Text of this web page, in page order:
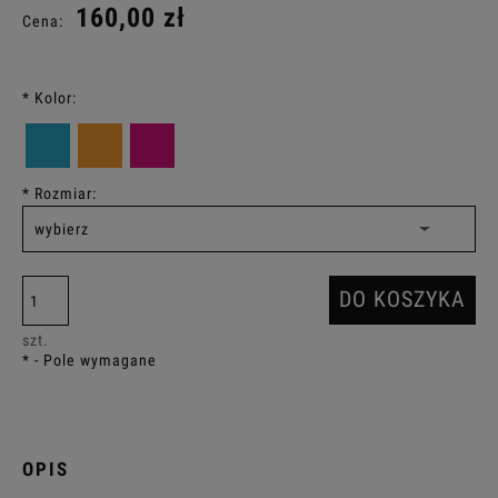
Cena: 160,00 zł
* Kolor:
* Rozmiar:
szt.
DO KOSZYKA
* - Pole wymagane
OPIS